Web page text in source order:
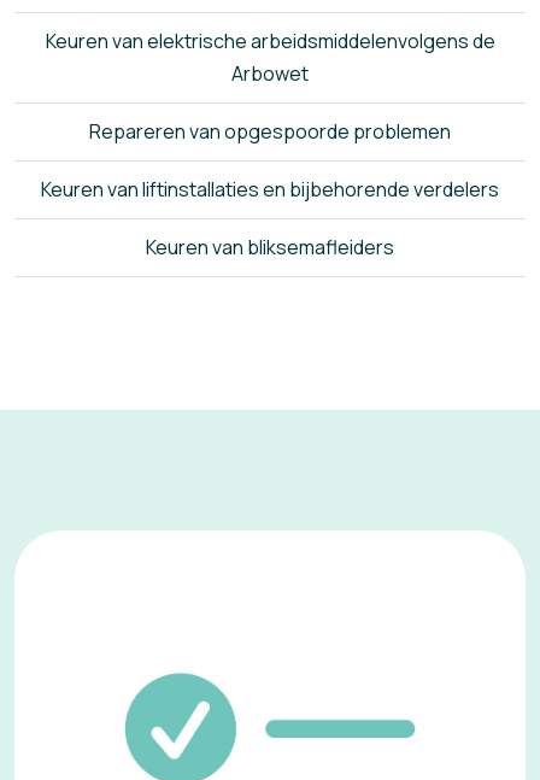
Keuren van elektrische arbeidsmiddelenvolgens de
Arbowet
Repareren van opgespoorde problemen
Keuren van liftinstallaties en bijbehorende verdelers
Keuren van bliksemafleiders